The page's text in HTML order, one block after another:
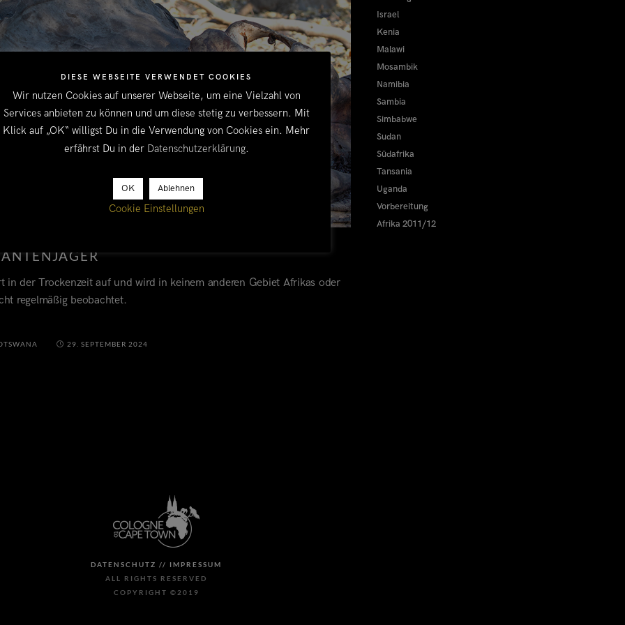
in der Trockenzeit auf und wird in keinem anderen Gebiet Afrikas oder
regelmäßig beobachtet.
29. SEPTEMBER 2024
Israel
Kenia
Malawi
Mosambik
Namibia
Sambia
Simbabwe
Sudan
Südafrika
Tansania
Uganda
Vorbereitung
Afrika 2011/12
DATENSCHUTZ // IMPRESSUM
ALL RIGHTS RESERVED
COPYRIGHT ©2019
DIESE WEBSEITE VERWENDET COOKIES
Wir nutzen Cookies auf unserer Webseite, um eine Vielzahl von
Services anbieten zu können und um diese stetig zu verbessern. Mit
Klick auf „OK“ willigst Du in die Verwendung von Cookies ein. Mehr
erfährst Du in der Datenschutzerklärung.
OK Ablehnen
Cookie Einstellungen